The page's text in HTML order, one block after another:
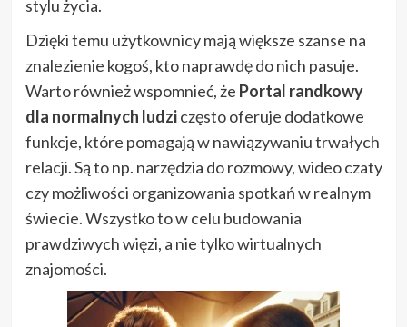
stylu życia.
Dzięki temu użytkownicy mają większe szanse na
znalezienie kogoś, kto naprawdę do nich pasuje.
Warto również wspomnieć, że Portal randkowy
dla normalnych ludziczęsto oferuje dodatkowe
funkcje, które pomagają w nawiązywaniu trwałych
relacji. Są to np. narzędzia do rozmowy, wideo czaty
czy możliwości organizowania spotkań w realnym
świecie. Wszystko to w celu budowania
prawdziwych więzi, a nie tylko wirtualnych
znajomości.